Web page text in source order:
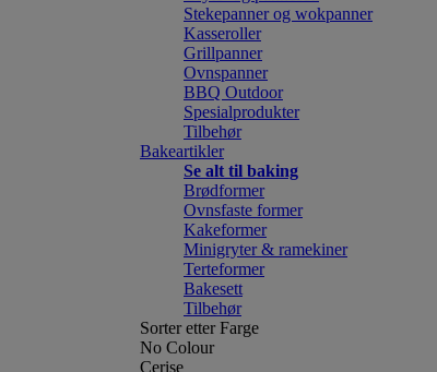
Stekepanner og wokpanner
Kasseroller
Grillpanner
Ovnspanner
BBQ Outdoor
Spesialprodukter
Tilbehør
Bakeartikler
Se alt til baking
Brødformer
Ovnsfaste former
Kakeformer
Minigryter & ramekiner
Terteformer
Bakesett
Tilbehør
Sorter etter Farge
No Colour
Cerise